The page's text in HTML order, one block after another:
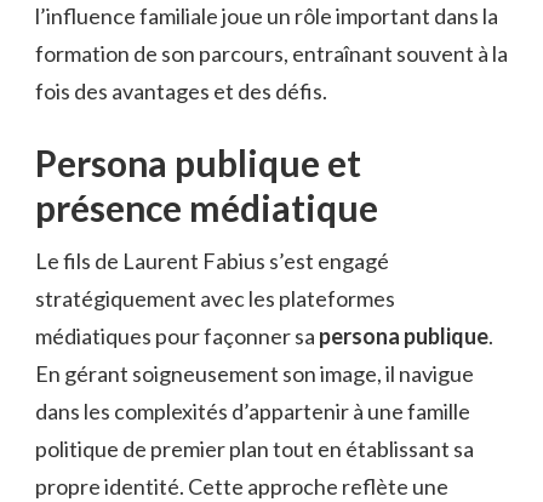
l’influence familiale joue un rôle important dans la
formation de son parcours, entraînant souvent à la
fois des avantages et des défis.
Persona publique et
présence médiatique
Le fils de Laurent Fabius s’est engagé
stratégiquement avec les plateformes
médiatiques pour façonner sa persona publique.
En gérant soigneusement son image, il navigue
dans les complexités d’appartenir à une famille
politique de premier plan tout en établissant sa
propre identité. Cette approche reflète une